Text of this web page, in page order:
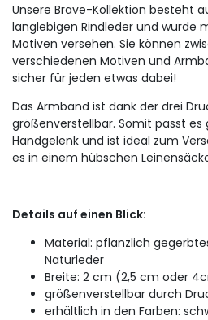
Unsere Brave-Kollektion besteht
langlebigen Rindleder und wurde
Motiven versehen. Sie können
verschiedenen Motiven und
sicher für jeden etwas dabei!
Das Armband ist dank der drei
größenverstellbar. Somit passt
Handgelenk und ist ideal zum
es in einem hübschen
Details auf einen Blick:
Material: pflanzlich
Naturleder
Breite: 2 cm (2,5 cm oder
größenverstellbar durch
erhältlich in den Farben: